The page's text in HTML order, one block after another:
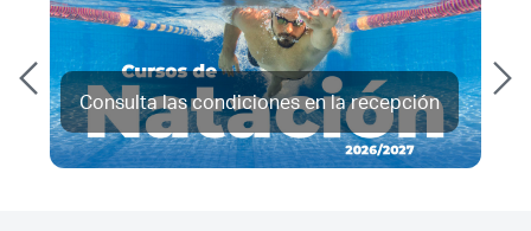
Consulta las condiciones en la recepción